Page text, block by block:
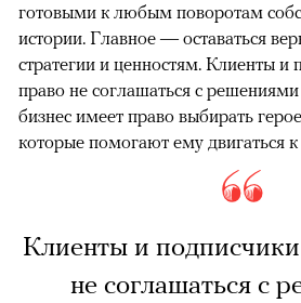
готовыми к любым поворотам
истории. Главное — оставаться
стратегии и ценностям. Клиенты
право не соглашаться с
бизнес имеет право выбирать
которые помогают ему двигаться
Клиенты и
не соглашаться с